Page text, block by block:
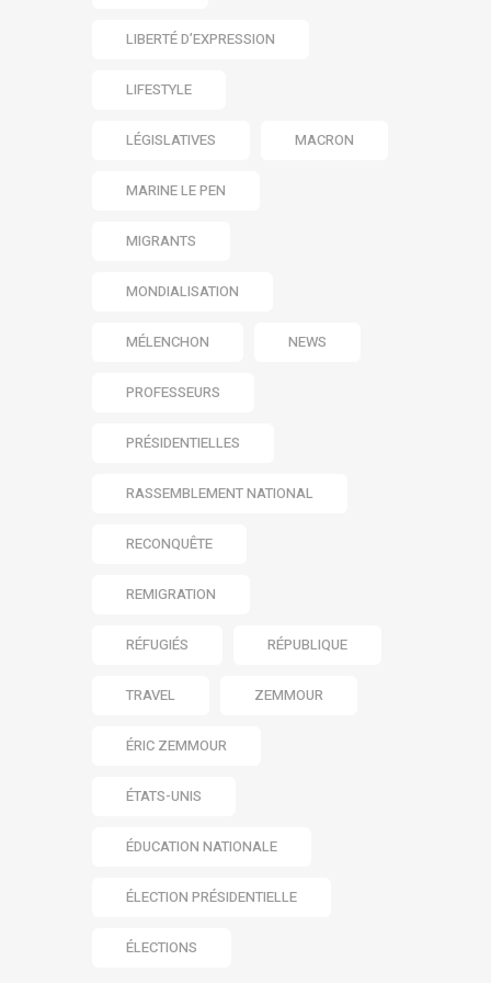
LIBERTÉ D’EXPRESSION
LIFESTYLE
LÉGISLATIVES MACRON
MARINE LE PEN
MIGRANTS
MONDIALISATION
MÉLENCHON NEWS
PROFESSEURS
PRÉSIDENTIELLES
RASSEMBLEMENT NATIONAL
RECONQUÊTE
REMIGRATION
RÉFUGIÉS RÉPUBLIQUE
TRAVEL ZEMMOUR
ÉRIC ZEMMOUR
ÉTATS-UNIS
ÉDUCATION NATIONALE
ÉLECTION PRÉSIDENTIELLE
ÉLECTIONS